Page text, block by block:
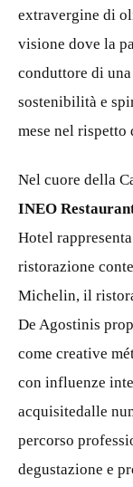
extravergine di
visione dove la
conduttore di
sostenibilità e
mese nel
Nel cuore della
INEO
Hotel
ristorazione
Michelin, il
De Agostinis
come creative
con influenze
acquisitedalle
percorso
degustazione e